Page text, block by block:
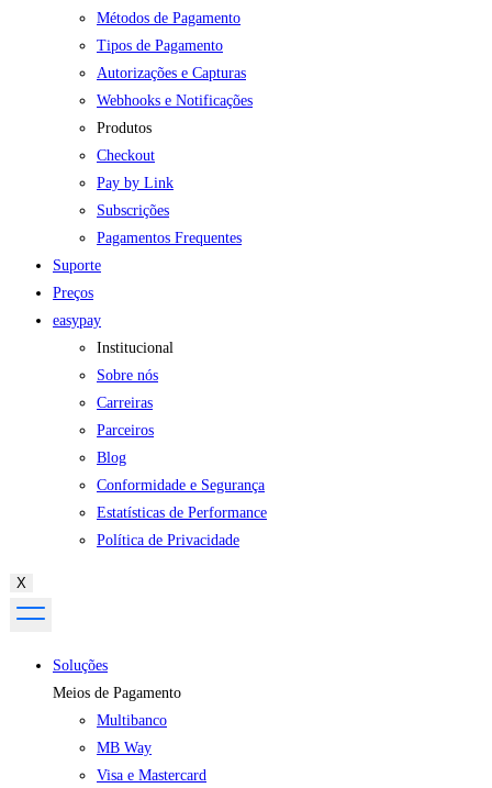
Métodos de Pagamento
Tipos de Pagamento
Autorizações e Capturas
Webhooks e Notificações
Produtos
Checkout
Pay by Link
Subscrições
Pagamentos Frequentes
Suporte
Preços
easypay
Institucional
Sobre nós
Carreiras
Parceiros
Blog
Conformidade e Segurança
Estatísticas de Performance
Política de Privacidade
X
Soluções
Meios de Pagamento
Multibanco
MB Way
Visa e Mastercard